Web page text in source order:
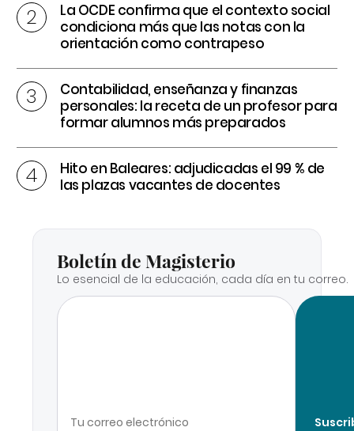
La OCDE confirma que el contexto social
condiciona más que las notas con la
orientación como contrapeso
Contabilidad, enseñanza y finanzas
personales: la receta de un profesor para
formar alumnos más preparados
Hito en Baleares: adjudicadas el 99 % de
las plazas vacantes de docentes
Boletín de Magisterio
Lo esencial de la educación, cada día en tu correo.